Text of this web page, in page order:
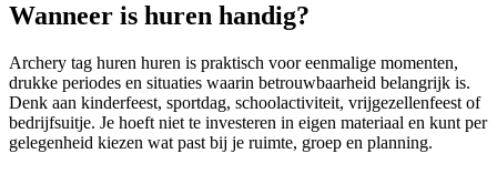
Wanneer is huren handig?
Archery tag huren huren is praktisch voor eenmalige momenten,
drukke periodes en situaties waarin betrouwbaarheid belangrijk is.
Denk aan kinderfeest, sportdag, schoolactiviteit, vrijgezellenfeest of
bedrijfsuitje. Je hoeft niet te investeren in eigen materiaal en kunt per
gelegenheid kiezen wat past bij je ruimte, groep en planning.